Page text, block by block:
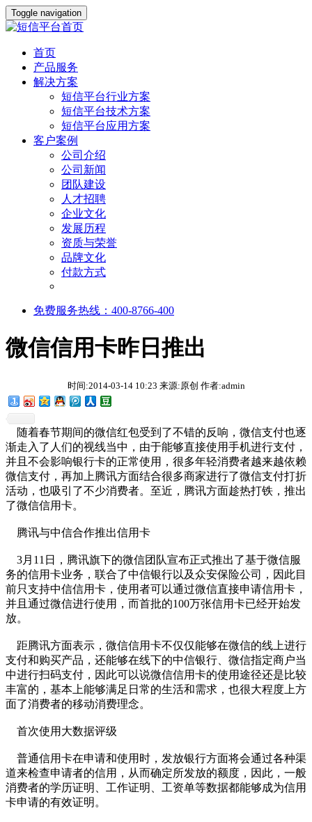
Toggle navigation
首页
产品服务
解决方案
短信平台行业方案
短信平台技术方案
短信平台应用方案
客户案例
公司介绍
公司新闻
团队建设
人才招聘
企业文化
发展历程
资质与荣誉
品牌文化
付款方式
免费服务热线：400-8766-400
微信信用卡昨日推出
时间:2014-03-14 10:23 来源:原创 作者:admin
随着春节期间的微信红包受到了不错的反响，微信支付也逐
渐走入了人们的视线当中，由于能够直接使用手机进行支付，
并且不会影响银行卡的正常使用，很多年轻消费者越来越依赖
微信支付，再加上腾讯方面结合很多商家进行了微信支付打折
活动，也吸引了不少消费者。至近，腾讯方面趁热打铁，推出
了微信信用卡。
腾讯与中信合作推出信用卡
3月11日，腾讯旗下的微信团队宣布正式推出了基于微信服
务的信用卡业务，联合了中信银行以及众安保险公司，因此目
前只支持中信信用卡，使用者可以通过微信直接申请信用卡，
并且通过微信进行使用，而首批的100万张信用卡已经开始发
放。
距腾讯方面表示，微信信用卡不仅仅能够在微信的线上进行
支付和购买产品，还能够在线下的中信银行、微信指定商户当
中进行扫码支付，因此可以说微信信用卡的使用途径还是比较
丰富的，基本上能够满足日常的生活和需求，也很大程度上方
面了消费者的移动消费理念。
首次使用大数据评级
普通信用卡在申请和使用时，发放银行方面将会通过各种渠
道来检查申请者的信用，从而确定所发放的额度，因此，一般
消费者的学历证明、工作证明、工资单等数据都能够成为信用
卡申请的有效证明。